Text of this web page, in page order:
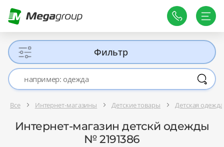
Фильтр
Все Интернет-магазины Детские товары Детская
Интернет-магазин детскй одежды
№ 2191386